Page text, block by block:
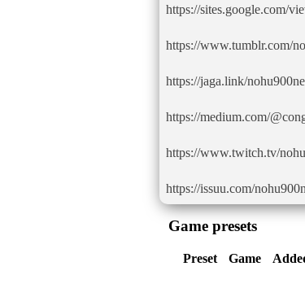
https://sites.google.com/
https://www.tumblr.com/
https://jaga.link/
https://medium.com/
https://www.twitch.tv/
https://issuu.com/
Game presets
Preset Game